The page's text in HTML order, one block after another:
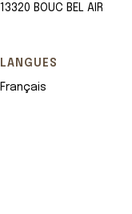
13320 BOUC BEL AIR
LANGUES
Français